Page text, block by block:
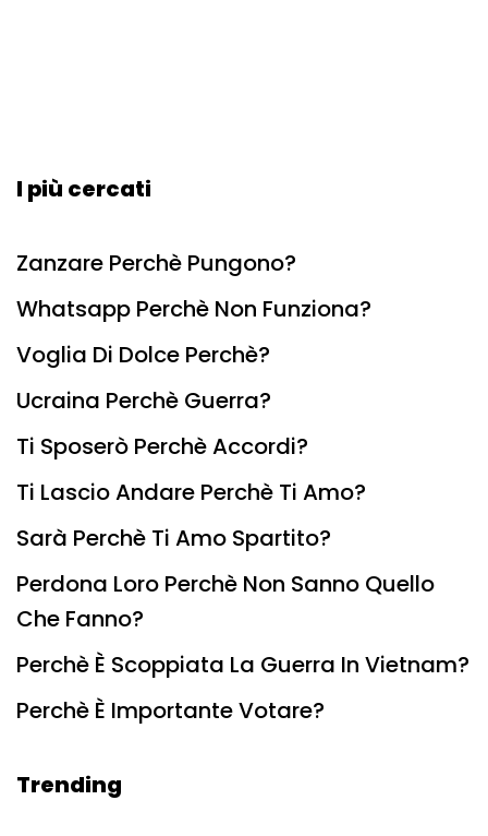
I più cercati
Zanzare Perchè Pungono?
Whatsapp Perchè Non Funziona?
Voglia Di Dolce Perchè?
Ucraina Perchè Guerra?
Ti Sposerò Perchè Accordi?
Ti Lascio Andare Perchè Ti Amo?
Sarà Perchè Ti Amo Spartito?
Perdona Loro Perchè Non Sanno Quello
Che Fanno?
Perchè È Scoppiata La Guerra In Vietnam?
Perchè È Importante Votare?
Trending